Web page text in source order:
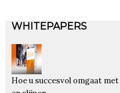
WHITEPAPERS
Hoe u succesvol omgaat